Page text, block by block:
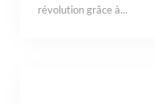
révolution grâce à...